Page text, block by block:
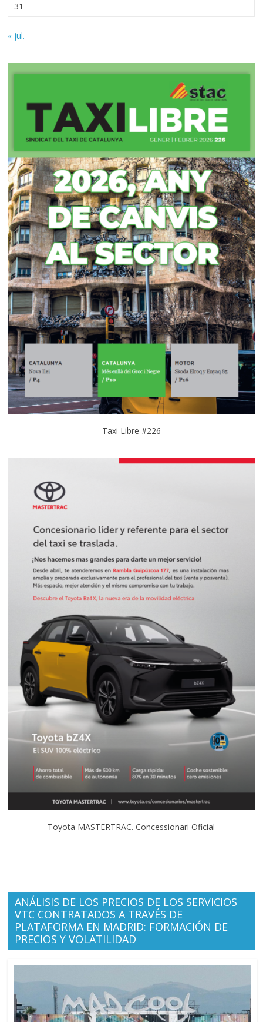
31
« jul.
Taxi Libre #226
Toyota MASTERTRAC. Concessionari Oficial
ANÁLISIS DE LOS PRECIOS DE LOS SERVICIOS
VTC CONTRATADOS A TRAVÉS DE
PLATAFORMA EN MADRID: FORMACIÓN DE
PRECIOS Y VOLATILIDAD